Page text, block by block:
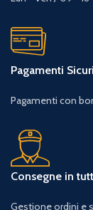
Pagamenti Sicuri
Pagamenti con
Consegne in
Gestione ordini e